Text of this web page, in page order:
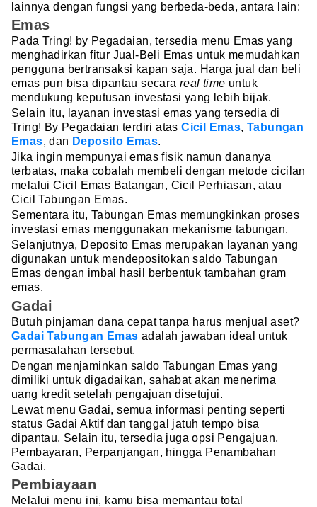
lainnya dengan fungsi yang berbeda-beda, antara lain:
Emas
Pada Tring! by Pegadaian, tersedia menu Emas yang
menghadirkan fitur Jual-Beli Emas untuk memudahkan
pengguna bertransaksi kapan saja. Harga jual dan beli
emas pun bisa dipantau secara real time untuk
mendukung keputusan investasi yang lebih bijak.
Selain itu, layanan investasi emas yang tersedia di
Tring! By Pegadaian terdiri atasCicil Emas,Tabungan
Emas, dan Deposito Emas.
Jika ingin mempunyai emas fisik namun dananya
terbatas, maka cobalah membeli dengan metode cicilan
melalui Cicil Emas Batangan, Cicil Perhiasan, atau
Cicil Tabungan Emas.
Sementara itu, Tabungan Emas memungkinkan proses
investasi emas menggunakan mekanisme tabungan.
Selanjutnya, Deposito Emas merupakan layanan yang
digunakan untuk mendepositokan saldo Tabungan
Emas dengan imbal hasil berbentuk tambahan gram
emas.
Gadai
Butuh pinjaman dana cepat tanpa harus menjual aset?
Gadai Tabungan Emas adalah jawaban ideal untuk
permasalahan tersebut.
Dengan menjaminkan saldo Tabungan Emas yang
dimiliki untuk digadaikan, sahabat akan menerima
uang kredit setelah pengajuan disetujui.
Lewat menu Gadai, semua informasi penting seperti
status Gadai Aktif dan tanggal jatuh tempo bisa
dipantau. Selain itu, tersedia juga opsi Pengajuan,
Pembayaran, Perpanjangan, hingga Penambahan
Gadai.
Pembiayaan
Melalui menu ini, kamu bisa memantau total